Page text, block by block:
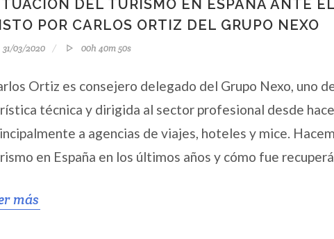
DEL TURISMO EN ESPAÑA ANTE
POR CARLOS ORTIZ DEL GRUPO NEXO
31/03/2020 00h 40m 50s
Ortiz es consejero delegado del Grupo Nexo, uno
técnica y dirigida al sector profesional desde hace
a agencias de viajes, hoteles y mice.
en España en los últimos años y cómo fue
más